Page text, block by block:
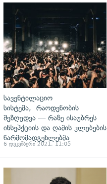
გადახედვა
სავენტილაციო
სისტემა, რაოდენობის
შეზღუდვა — რაზე ისაუბრეს
ინსეპქციის და ღამის კლუბების
წარმომადგენლებმა
6 დეკემბერი 2021, 11:05